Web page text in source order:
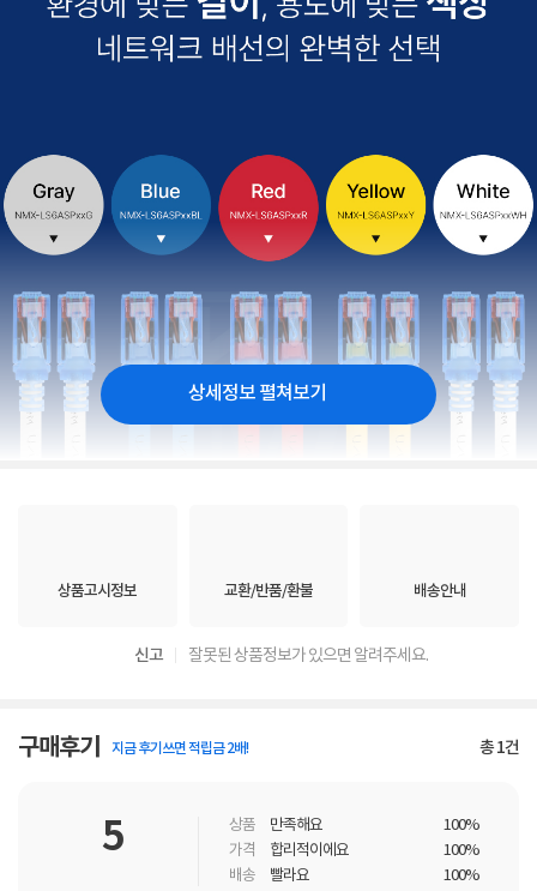
상세정보 펼쳐보기
상품고시정보 교환/반품/환불 배송안내
신고 잘못된 상품정보가 있으면 알려주세요.
구매후기 지금 후기쓰면 적립금 2배! 총1건
5 상품 만족해요
100%
가격
합리적이에요
100%
배송
빨라요 100%